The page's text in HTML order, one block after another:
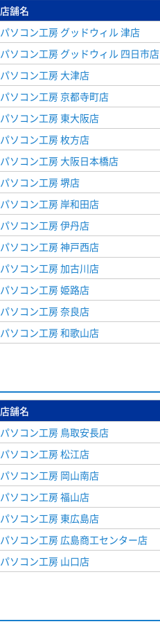
店舗名
パソコン工房 グッドウィル 津店
パソコン工房 グッドウィル 四日市店
パソコン工房 大津店
パソコン工房 京都寺町店
パソコン工房 東大阪店
パソコン工房 枚方店
パソコン工房 大阪日本橋店
パソコン工房 堺店
パソコン工房 岸和田店
パソコン工房 伊丹店
パソコン工房 神戸西店
パソコン工房 加古川店
パソコン工房 姫路店
パソコン工房 奈良店
パソコン工房 和歌山店
店舗名
パソコン工房 鳥取安長店
パソコン工房 松江店
パソコン工房 岡山南店
パソコン工房 福山店
パソコン工房 東広島店
パソコン工房 広島商工センター店
パソコン工房 山口店